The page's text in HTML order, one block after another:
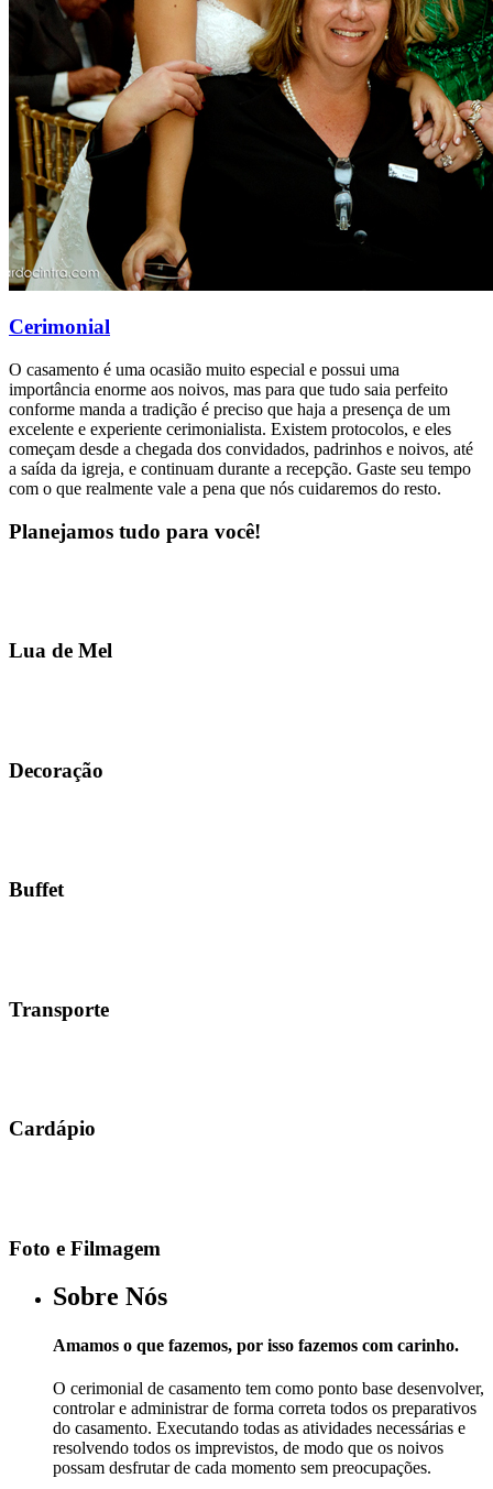
Cerimonial
O casamento é uma ocasião muito especial e possui uma
importância enorme aos noivos, mas para que tudo saia perfeito
conforme manda a tradição é preciso que haja a presença de um
excelente e experiente cerimonialista. Existem protocolos, e eles
começam desde a chegada dos convidados, padrinhos e noivos, até
a saída da igreja, e continuam durante a recepção. Gaste seu tempo
com o que realmente vale a pena que nós cuidaremos do resto.
Planejamos tudo para você!
Lua de Mel
Decoração
Buffet
Transporte
Cardápio
Foto e Filmagem
Sobre Nós
Amamos o que fazemos, por isso fazemos com carinho.
O cerimonial de casamento tem como ponto base desenvolver,
controlar e administrar de forma correta todos os preparativos
do casamento. Executando todas as atividades necessárias e
resolvendo todos os imprevistos, de modo que os noivos
possam desfrutar de cada momento sem preocupações.